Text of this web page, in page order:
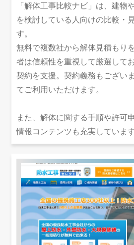
「解体工事比較ナビ」は、建物
を検討している人向けの比較・
す。
無料で複数社から解体見積もり
者は信頼性を重視して厳選して
契約を支援。契約義務もござい
てご利用いただけます。
また、解体に関する手順や許可
情報コンテンツも充実しています